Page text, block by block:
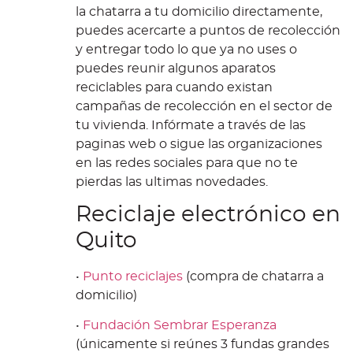
la chatarra a tu domicilio directamente,
puedes acercarte a puntos de recolección
y entregar todo lo que ya no uses o
puedes reunir algunos aparatos
reciclables para cuando existan
campañas de recolección en el sector de
tu vivienda. Infórmate a través de las
paginas web o sigue las organizaciones
en las redes sociales para que no te
pierdas las ultimas novedades.
Reciclaje electrónico en
Quito
• Punto reciclajes (compra de chatarra a
domicilio)
• Fundación Sembrar Esperanza
(únicamente si reúnes 3 fundas grandes